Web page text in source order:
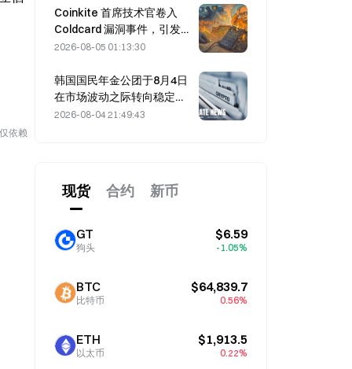
依赖
Coinkite 首席技术官卷入
Coldcard 漏洞事件，引发四
轮攻击并造成 1.14 亿美元损
2026-08-05 01:13:30
韩国国民年金公团于8月4日
在市场波动之际转向稳定型
股票
2026-08-04 21:49:43
现货 合约 新币
GT
狗头
$6.59
-1.05%
BTC
比特币
$64,839.7
0.56%
ETH
以太币
$1,913.5
0.22%